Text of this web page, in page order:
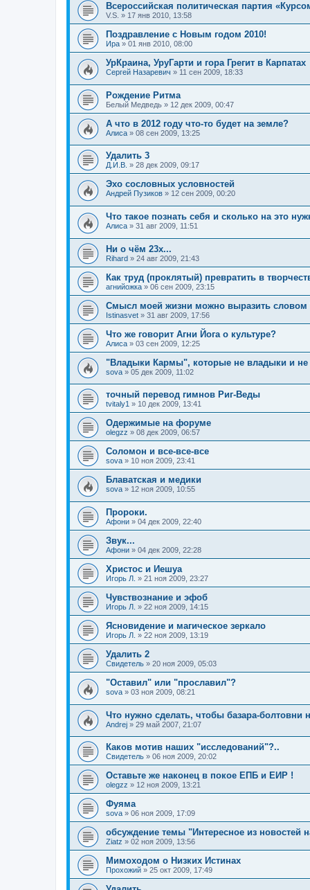
Всероссийская политическая партия
V.S. » 17 янв 2010, 13:58
Поздравление с Новым годом 2010!
Ира » 01 янв 2010, 08:00
УрКраина, УруГарти и гора Грегит в Карпатах
Сергей Назаревич » 11 сен 2009, 18:33
Рождение Ритма
Белый Медведь » 12 дек 2009, 00:47
А что в 2012 году что-то будет на земле?
Алиса » 08 сен 2009, 13:25
Удалить 3
Д.И.В. » 28 дек 2009, 09:17
Эхо сословных условностей
Андрей Пузиков » 12 сен 2009, 00:20
Что такое познать себя и сколько на это
Алиса » 31 авг 2009, 11:51
Ни о чём 23х...
Rihard » 24 авг 2009, 21:43
Как труд (проклятый) превратить в
агнийожка » 06 сен 2009, 23:15
Смысл моей жизни можно выразить словом
Istinasvet » 31 авг 2009, 17:56
Что же говорит Агни Йога о культуре?
Алиса » 03 сен 2009, 12:25
"Владыки Кармы", которые не владыки и
sova » 05 дек 2009, 11:02
точный перевод гимнов Риг-Веды
tvitaly1 » 10 дек 2009, 13:41
Одержимые на форуме
olegzz » 08 дек 2009, 06:57
Соломон и все-все-все
sova » 10 ноя 2009, 23:41
Блаватская и медики
sova » 12 ноя 2009, 10:55
Пророки.
Афони » 04 дек 2009, 22:40
Звук...
Афони » 04 дек 2009, 22:28
Христос и Иешуа
Игорь Л. » 21 ноя 2009, 23:27
Чувствознание и эфоб
Игорь Л. » 22 ноя 2009, 14:15
Ясновидение и магическое зеркало
Игорь Л. » 22 ноя 2009, 13:19
Удалить 2
Свидетель » 20 ноя 2009, 05:03
"Оставил" или "прославил"?
sova » 03 ноя 2009, 08:21
Что нужно сделать, чтобы базара-болтовни
Andrej » 29 май 2007, 21:07
Каков мотив наших "исследований"?..
Свидетель » 06 ноя 2009, 20:02
Оставьте же наконец в покое ЕПБ и ЕИР !
olegzz » 12 ноя 2009, 13:21
Фуяма
sova » 06 ноя 2009, 17:09
обсуждение темы "Интересное из новостей
Ziatz » 02 ноя 2009, 13:56
Мимоходом о Низких Истинах
Прохожий » 25 окт 2009, 17:49